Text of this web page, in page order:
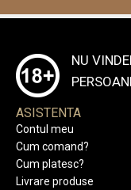
NU
ASISTENTA
Contul meu
Cum comand?
Cum platesc?
Livrare produse